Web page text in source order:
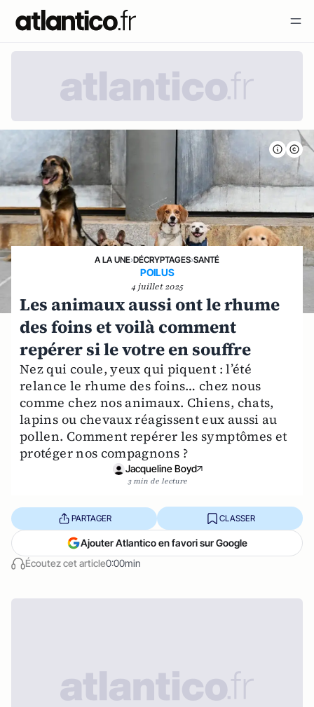
A LA UNE›DÉCRYPTAGES›SANTÉ
POILUS
4 juillet 2025
Les animaux aussi ont le rhume
des foins et voilà comment
repérer si le votre en souffre
Nez qui coule, yeux qui piquent : l’été
relance le rhume des foins… chez nous
comme chez nos animaux. Chiens, chats,
lapins ou chevaux réagissent eux aussi au
pollen. Comment repérer les symptômes et
protéger nos compagnons ?
Jacqueline Boyd
3 min de lecture
Écoutez cet article0:00min
PARTAGER CLASSER
Ajouter Atlantico en favori sur Google